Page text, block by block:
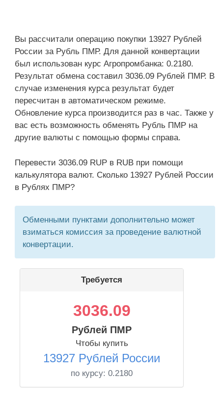
Вы рассчитали операцию покупки 13927 Рублей
России за Рубль ПМР. Для данной конвертации
был использован курс Агропромбанка: 0.2180.
Результат обмена составил 3036.09 Рублей ПМР. В
случае изменения курса результат будет
пересчитан в автоматическом режиме.
Обновление курса производится раз в час. Также у
вас есть возможность обменять Рубль ПМР на
другие валюты с помощью формы справа.
Перевести 3036.09 RUP в RUB при помощи
калькулятора валют. Сколько 13927 Рублей России
в Рублях ПМР?
Обменными пунктами дополнительно может
взиматься комиссия за проведение валютной
конвертации.
Требуется
3036.09
Рублей ПМР
Чтобы купить
13927 Рублей России
по курсу: 0.2180